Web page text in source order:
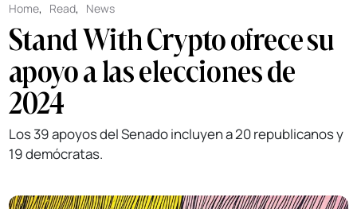
Home, Read, News
Stand With Crypto ofrece su
apoyo a las elecciones de
2024
Los 39 apoyos del Senado incluyen a 20 republicanos y
19 demócratas.